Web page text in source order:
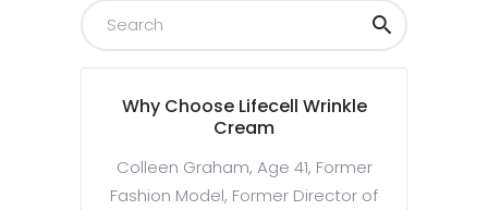
Why Choose Lifecell Wrinkle
Cream
Colleen Graham, Age 41, Former
Fashion Model, Former Director of